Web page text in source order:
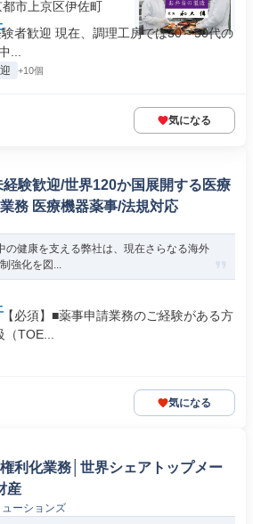
市上京区伊佐町
者歓迎 現在、調理工房では30～50代の
...
+10個
気になる
経験歓迎/世界120か国展開する医療
務 医療機器薬事/法規対応
の健康を支える弊社は、現在さらなる海外
強化を図...
必須】■薬事申請業務のご経験がある方
TOE...
気になる
利化業務│世界シェアトップメー
産
ーションズ